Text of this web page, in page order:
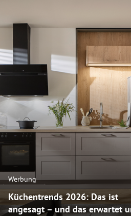
Werbung
Küchentrends 2026: Das ist
angesagt – und das erwartet